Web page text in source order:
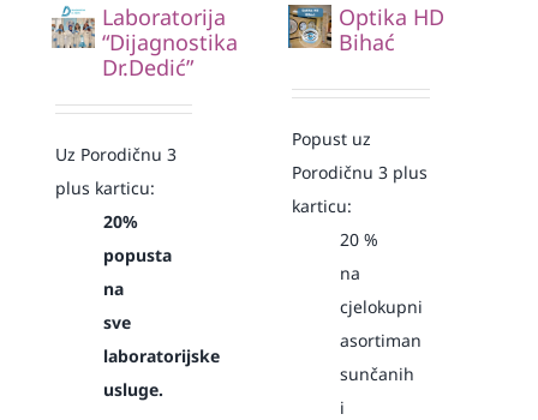
Laboratorija
“Dijagnostika
Dr.Dedić”
Uz Porodičnu 3
plus karticu:
20%
popusta
na
sve
laboratorijske
usluge.
Optika HD
Bihać
Popust uz
Porodičnu 3 plus
karticu:
20 %
na
cjelokupni
asortiman
sunčanih
i